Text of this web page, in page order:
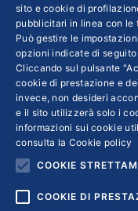
Le priorità per lo
Esteri DiEMMA
Occorre
protezionistiche
nazionali che
movimento
sito e cookie di
pubblicitari in linea con le
Può gestire le
opzioni indicate di
Cliccando sul pulsante
cookie di prestazione e
invece, non desideri
e il sito utilizzerà solo i
informazioni sui cookie
consulta la Cookie policy
COOKIE
COOKIE DI